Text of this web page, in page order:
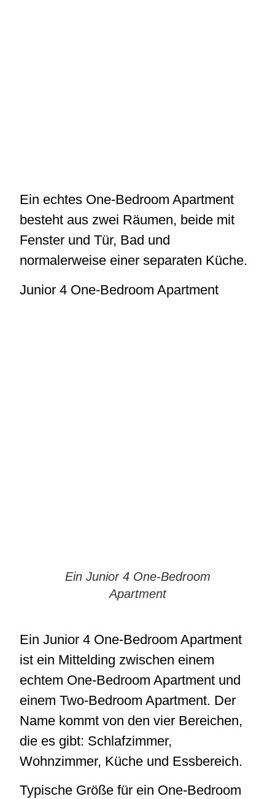
Ein echtes One-Bedroom Apartment
besteht aus zwei Räumen, beide mit
Fenster und Tür, Bad und
normalerweise einer separaten Küche.
Junior 4 One-Bedroom Apartment
Ein Junior 4 One-Bedroom
Apartment
Ein Junior 4 One-Bedroom Apartment
ist ein Mittelding zwischen einem
echtem One-Bedroom Apartment und
einem Two-Bedroom Apartment. Der
Name kommt von den vier Bereichen,
die es gibt: Schlafzimmer,
Wohnzimmer, Küche und Essbereich.
Typische Größe für ein One-Bedroom